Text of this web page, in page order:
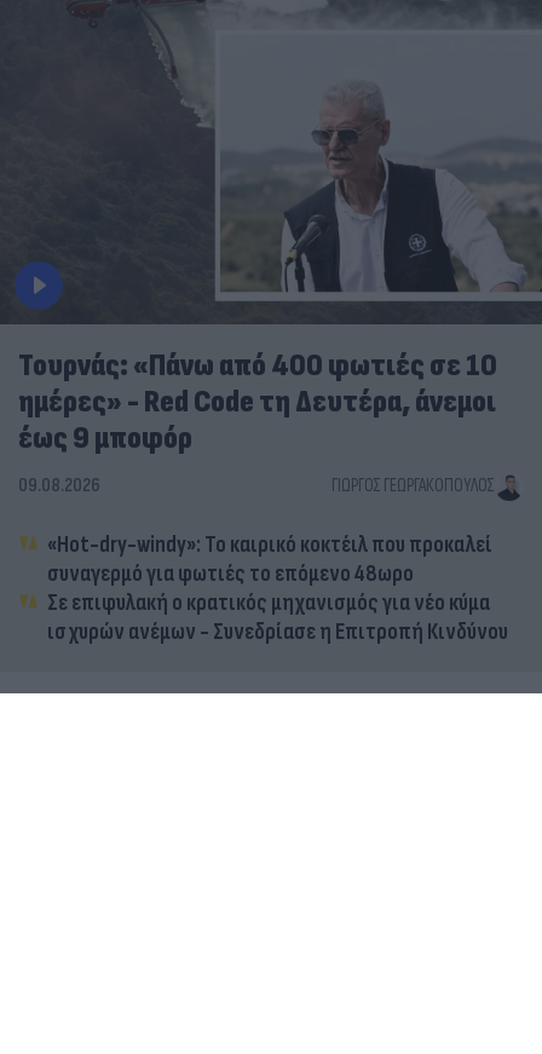
Τουρνάς: «Πάνω από 400 φωτιές σε 10
ημέρες» - Red Code τη Δευτέρα, άνεμοι
έως 9 μποφόρ
09.08.2026 ΓΙΏΡΓΟΣ ΓΕΩΡΓΑΚΌΠΟΥΛΟΣ
«Hot-dry-windy»: Το καιρικό κοκτέιλ που προκαλεί
συναγερμό για φωτιές το επόμενο 48ωρο
Σε επιφυλακή ο κρατικός μηχανισμός για νέο κύμα
ισχυρών ανέμων - Συνεδρίασε η Επιτροπή Κινδύνου